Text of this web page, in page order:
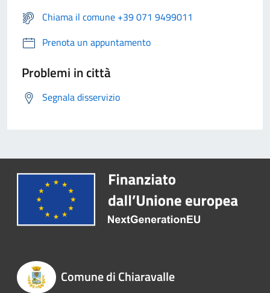
Chiama il comune +39 071 9499011
Prenota un appuntamento
Problemi in città
Segnala disservizio
Comune di Chiaravalle